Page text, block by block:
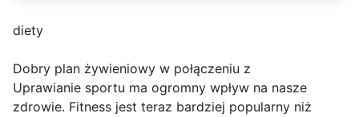
diety
Dobry plan żywieniowy w połączeniu z
Uprawianie sportu ma ogromny wpływ na nasze
zdrowie. Fitness jest teraz bardziej popularny niż